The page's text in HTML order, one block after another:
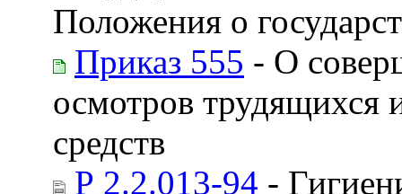
Положения о
Приказ 555 - О
осмотров трудящихся
средств
Р 2.2.013-94 -